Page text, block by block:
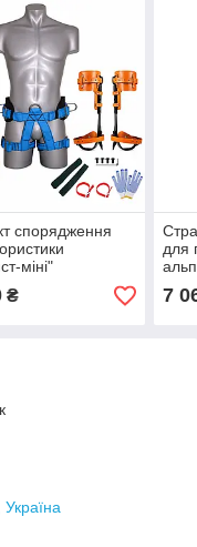
спорядження
міні"
₴
для
7